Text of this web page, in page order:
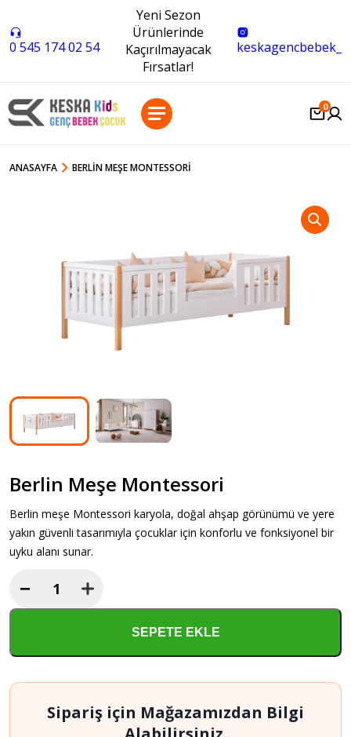
0 545 174 02 54
Yeni Sezon
Ürünlerinde
Kaçırılmayacak
Fırsatlar!
keskagencbebek_
0
ANASAYFA BERLIN MEŞE MONTESSORI
Berlin Meşe Montessori
Berlin meşe Montessori karyola, doğal ahşap görünümü ve yere
yakın güvenli tasarımıyla çocuklar için konforlu ve fonksiyonel bir
uyku alanı sunar.
Berlin
Meşe
adet
−
SEPETE EKLE
Sipariş için Mağazamızdan Bilgi